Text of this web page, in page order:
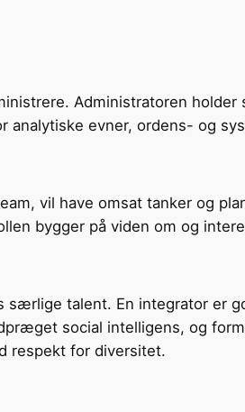
Administratoren
evner, ordens- og
vil have omsat tanker og
bygger på viden om og
særlige talent. En integrator er
social intelligens, og
respekt for diversitet.